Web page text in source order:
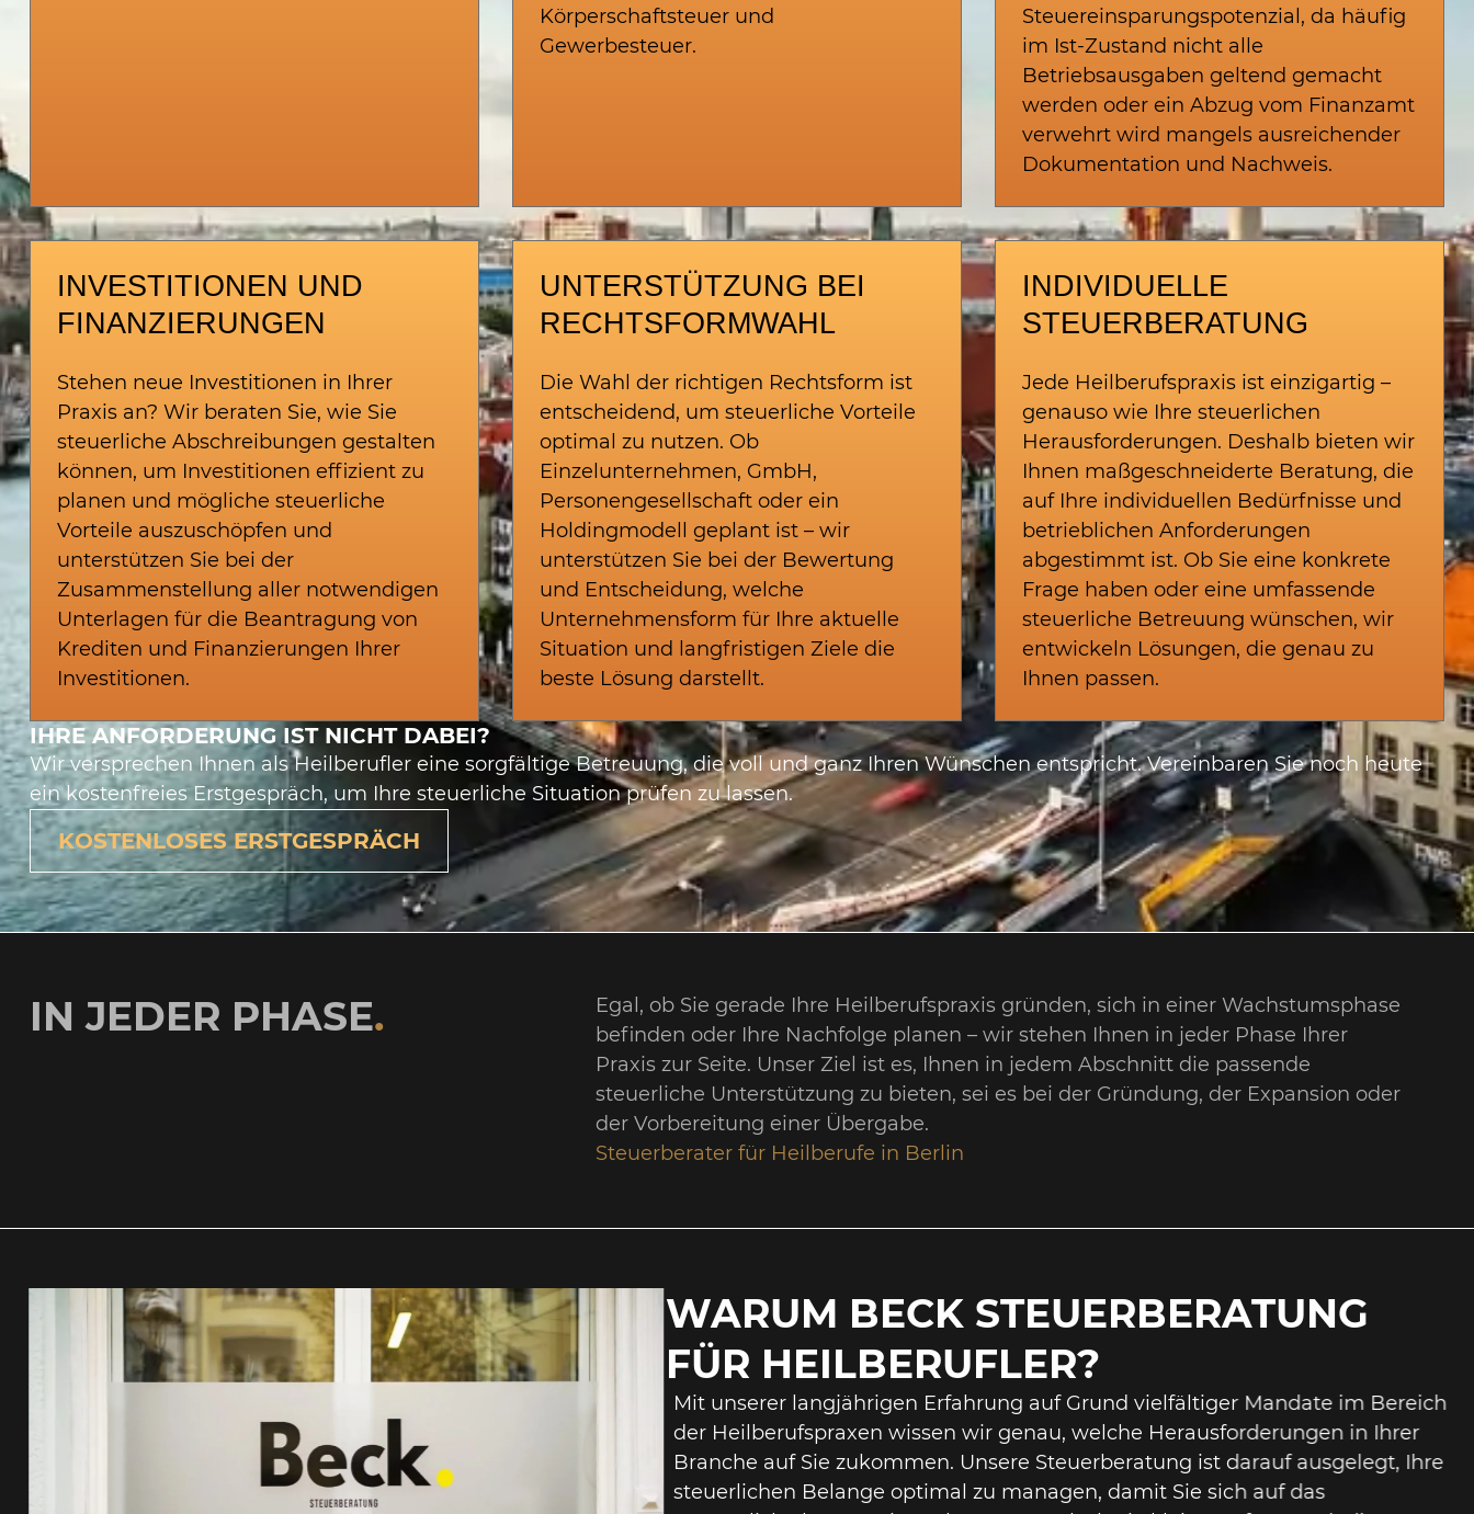
Körperschaftsteuer und
Gewerbesteuer.
Steuereinsparungspotenzial, da häufig
im Ist-Zustand nicht alle
Betriebsausgaben geltend gemacht
werden oder ein Abzug vom Finanzamt
verwehrt wird mangels ausreichender
Dokumentation und Nachweis.
INVESTITIONEN UND
FINANZIERUNGEN
Stehen neue Investitionen in Ihrer
Praxis an? Wir beraten Sie, wie Sie
steuerliche Abschreibungen gestalten
können, um Investitionen effizient zu
planen und mögliche steuerliche
Vorteile auszuschöpfen und
unterstützen Sie bei der
Zusammenstellung aller notwendigen
Unterlagen für die Beantragung von
Krediten und Finanzierungen Ihrer
Investitionen.
UNTERSTÜTZUNG BEI
RECHTSFORMWAHL
Die Wahl der richtigen Rechtsform ist
entscheidend, um steuerliche Vorteile
optimal zu nutzen. Ob
Einzelunternehmen, GmbH,
Personengesellschaft oder ein
Holdingmodell geplant ist – wir
unterstützen Sie bei der Bewertung
und Entscheidung, welche
Unternehmensform für Ihre aktuelle
Situation und langfristigen Ziele die
beste Lösung darstellt.
INDIVIDUELLE
STEUERBERATUNG
Jede Heilberufspraxis ist einzigartig –
genauso wie Ihre steuerlichen
Herausforderungen. Deshalb bieten wir
Ihnen maßgeschneiderte Beratung, die
auf Ihre individuellen Bedürfnisse und
betrieblichen Anforderungen
abgestimmt ist. Ob Sie eine konkrete
Frage haben oder eine umfassende
steuerliche Betreuung wünschen, wir
entwickeln Lösungen, die genau zu
Ihnen passen.
IHRE ANFORDERUNG IST NICHT DABEI?
Wir versprechen Ihnen als Heilberufler eine sorgfältige Betreuung, die voll und ganz Ihren Wünschen entspricht. Vereinbaren Sie noch heute
ein kostenfreies Erstgespräch, um Ihre steuerliche Situation prüfen zu lassen.
KOSTENLOSES ERSTGESPRÄCH
IN JEDER PHASE.
Egal, ob Sie gerade Ihre Heilberufspraxis gründen, sich in einer Wachstumsphase
befinden oder Ihre Nachfolge planen – wir stehen Ihnen in jeder Phase Ihrer
Praxis zur Seite. Unser Ziel ist es, Ihnen in jedem Abschnitt die passende
steuerliche Unterstützung zu bieten, sei es bei der Gründung, der Expansion oder
der Vorbereitung einer Übergabe.
Steuerberater für Heilberufe in Berlin
WARUM BECK STEUERBERATUNG
FÜR HEILBERUFLER?
Mit unserer langjährigen Erfahrung auf Grund vielfältiger Mandate im Bereich
der Heilberufspraxen wissen wir genau, welche Herausforderungen in Ihrer
Branche auf Sie zukommen. Unsere Steuerberatung ist darauf ausgelegt, Ihre
steuerlichen Belange optimal zu managen, damit Sie sich auf das